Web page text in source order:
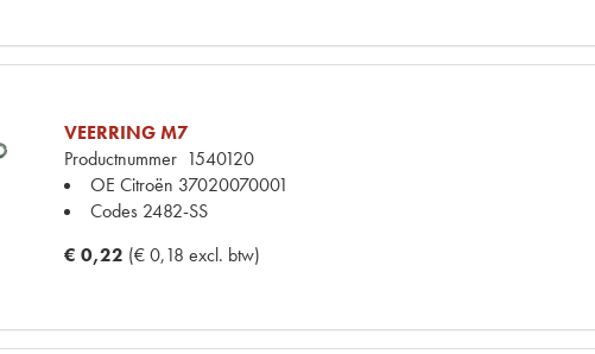
VEERRING M7
Productnummer 1540120
OE Citroën 37020070001
Codes 2482-SS
€ 0,22 (€ 0,18 excl. btw)